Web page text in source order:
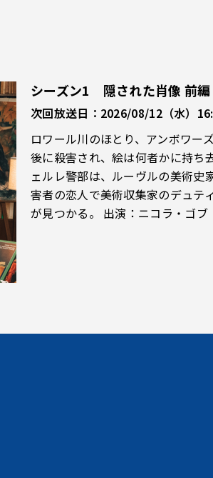
シーズン1 隠された肖像 前編
次回放送日：2026/08/12（水）
ロワール川のほとり、アンボワー
後に殺害され、絵は何者かに持ち
ェルレ警部は、ルーヴルの美術史
害者の恋人で美術収集家のデュテ
が見つかる。 出演：ニコラ・ゴ